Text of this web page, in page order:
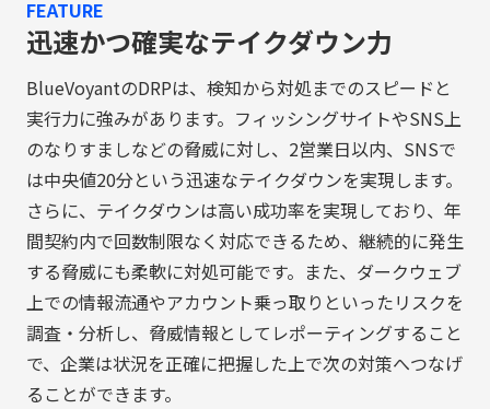
FEATURE
迅速かつ確実なテイクダウン力
BlueVoyantのDRPは、検知から対処までのスピードと
実行力に強みがあります。フィッシングサイトやSNS上
のなりすましなどの脅威に対し、2営業日以内、SNSで
は中央値20分という迅速なテイクダウンを実現します。
さらに、テイクダウンは高い成功率を実現しており、年
間契約内で回数制限なく対応できるため、継続的に発生
する脅威にも柔軟に対処可能です。また、ダークウェブ
上での情報流通やアカウント乗っ取りといったリスクを
調査・分析し、脅威情報としてレポーティングすること
で、企業は状況を正確に把握した上で次の対策へつなげ
ることができます。